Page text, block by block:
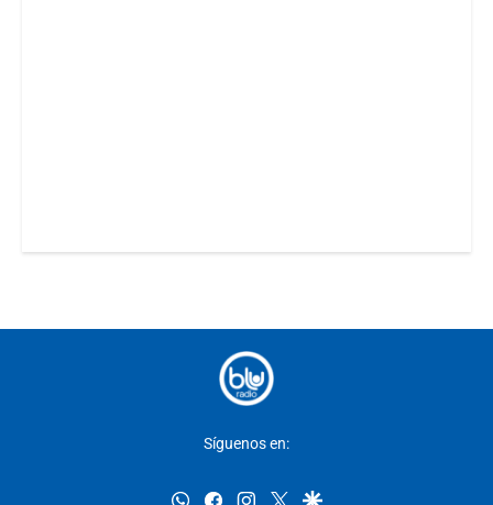
Síguenos en:
whatsappfacebookinstagram
twittergoogle